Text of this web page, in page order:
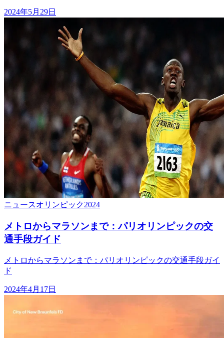
2024年5月29日
ニュースオリンピック2024
メトロからマラソンまで：パリオリンピックの交
通手段ガイド
メトロからマラソンまで：パリオリンピックの交通手段ガイ
ド
2024年4月17日